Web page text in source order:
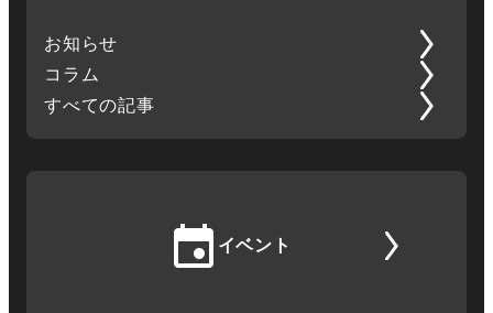
お知らせ
コラム
すべての記事
イベント